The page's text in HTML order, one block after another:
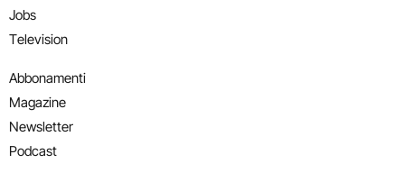
Jobs
Television
Abbonamenti
Magazine
Newsletter
Podcast